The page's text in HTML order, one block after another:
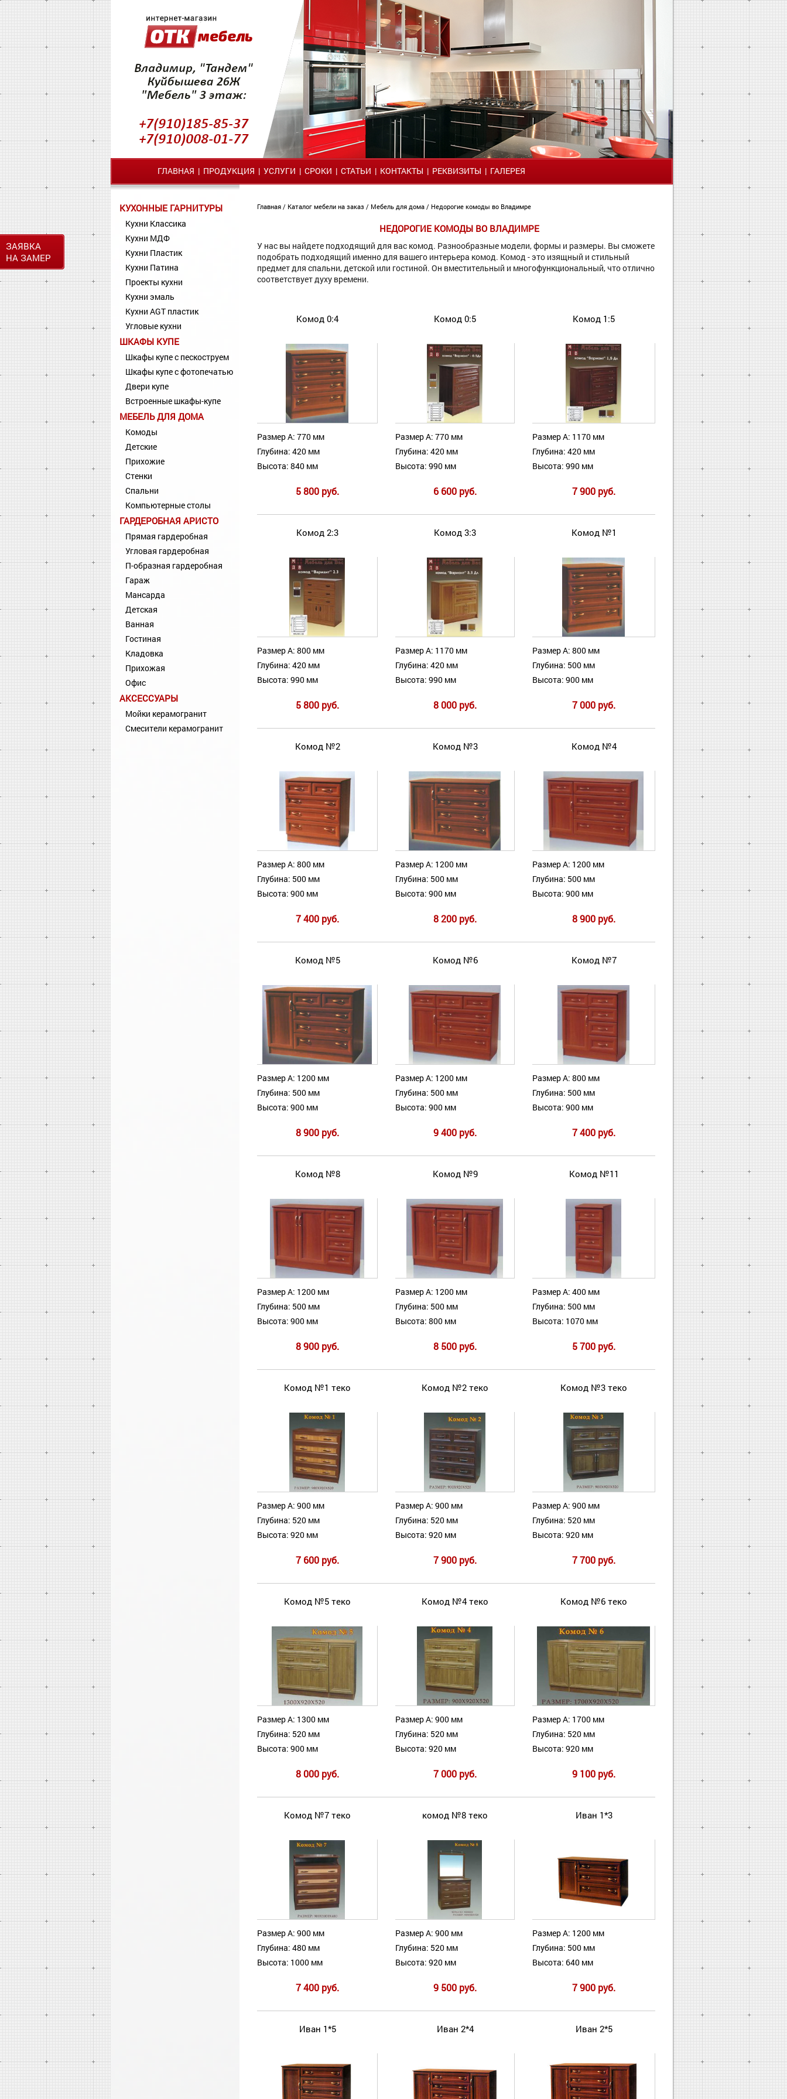
ЗАЯВКА
НА ЗАМЕР
ГЛАВНАЯ | ПРОДУКЦИЯ | УСЛУГИ | СРОКИ | СТАТЬИ | КОНТАКТЫ | РЕКВИЗИТЫ | ГАЛЕРЕЯ
КУХОННЫЕ ГАРНИТУРЫ
Кухни Классика
Кухни МДФ
Кухни Пластик
Кухни Патина
Проекты кухни
Кухни эмаль
Кухни AGT пластик
Угловые кухни
ШКАФЫ КУПЕ
Шкафы купе с пескоструем
Шкафы купе с фотопечатью
Двери купе
Встроенные шкафы-купе
МЕБЕЛЬ ДЛЯ ДОМА
Комоды
Детские
Прихожие
Стенки
Спальни
Компьютерные столы
ГАРДЕРОБНАЯ АРИСТО
Прямая гардеробная
Угловая гардеробная
П-образная гардеробная
Гараж
Мансарда
Детская
Ванная
Гостиная
Кладовка
Прихожая
Офис
АКСЕССУАРЫ
Мойки керамогранит
Смесители керамогранит
Главная / Каталог мебели на заказ / Мебель для дома / Недорогие комоды во Владимре
НЕДОРОГИЕ КОМОДЫ ВО ВЛАДИМРЕ
У нас вы найдете подходящий для вас комод. Разнообразные модели, формы и размеры. Вы сможете
подобрать подходящий именно для вашего интерьера комод. Комод - это изящный и стильный
предмет для спальни, детской или гостиной. Он вместительный и многофункциональный, что отлично
соответствует духу времени.
Комод 0:4
Размер А: 770 мм
Глубина: 420 мм
Высота: 840 мм
5 800 руб.
Комод 0:5
Размер А: 770 мм
Глубина: 420 мм
Высота: 990 мм
6 600 руб.
Комод 1:5
Размер А: 1170 мм
Глубина: 420 мм
Высота: 990 мм
7 900 руб.
Комод 2:3
Размер А: 800 мм
Глубина: 420 мм
Высота: 990 мм
5 800 руб.
Комод 3:3
Размер А: 1170 мм
Глубина: 420 мм
Высота: 990 мм
8 000 руб.
Комод №1
Размер А: 800 мм
Глубина: 500 мм
Высота: 900 мм
7 000 руб.
Комод №2
Размер А: 800 мм
Глубина: 500 мм
Высота: 900 мм
7 400 руб.
Комод №3
Размер А: 1200 мм
Глубина: 500 мм
Высота: 900 мм
8 200 руб.
Комод №4
Размер А: 1200 мм
Глубина: 500 мм
Высота: 900 мм
8 900 руб.
Комод №5
Размер А: 1200 мм
Глубина: 500 мм
Высота: 900 мм
8 900 руб.
Комод №6
Размер А: 1200 мм
Глубина: 500 мм
Высота: 900 мм
9 400 руб.
Комод №7
Размер А: 800 мм
Глубина: 500 мм
Высота: 900 мм
7 400 руб.
Комод №8
Размер А: 1200 мм
Глубина: 500 мм
Высота: 900 мм
8 900 руб.
Комод №9
Размер А: 1200 мм
Глубина: 500 мм
Высота: 800 мм
8 500 руб.
Комод №11
Размер А: 400 мм
Глубина: 500 мм
Высота: 1070 мм
5 700 руб.
Комод №1 теко
Размер А: 900 мм
Глубина: 520 мм
Высота: 920 мм
7 600 руб.
Комод №2 теко
Размер А: 900 мм
Глубина: 520 мм
Высота: 920 мм
7 900 руб.
Комод №3 теко
Размер А: 900 мм
Глубина: 520 мм
Высота: 920 мм
7 700 руб.
Комод №5 теко
Размер А: 1300 мм
Глубина: 520 мм
Высота: 900 мм
8 000 руб.
Комод №4 теко
Размер А: 900 мм
Глубина: 520 мм
Высота: 920 мм
7 000 руб.
Комод №6 теко
Размер А: 1700 мм
Глубина: 520 мм
Высота: 920 мм
9 100 руб.
Комод №7 теко
Размер А: 900 мм
Глубина: 480 мм
Высота: 1000 мм
7 400 руб.
комод №8 теко
Размер А: 900 мм
Глубина: 520 мм
Высота: 920 мм
9 500 руб.
Иван 1*3
Размер А: 1200 мм
Глубина: 500 мм
Высота: 640 мм
7 900 руб.
Иван 1*5 Иван 2*4 Иван 2*5